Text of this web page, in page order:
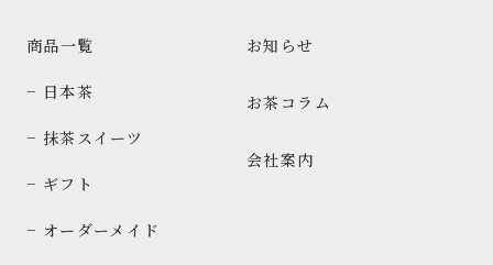
商品一覧
− 日本茶
− 抹茶スイーツ
− ギフト
− オーダーメイド
お知らせ
お茶コラム
会社案内